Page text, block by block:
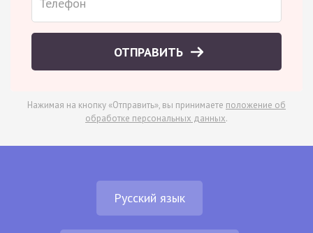
ОТПРАВИТЬ
Нажимая на кнопку «Отправить», вы принимаете положение об
обработке персональных данных.
Русский язык